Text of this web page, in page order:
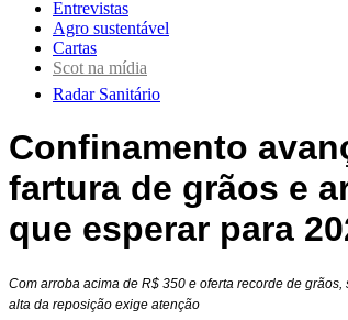
Entrevistas
Agro sustentável
Cartas
Scot na mídia
Radar Sanitário
Confinamento
fartura de grãos e
que esperar para
Com arroba acima de R$ 350 e oferta recorde de
alta da reposição exige atenção